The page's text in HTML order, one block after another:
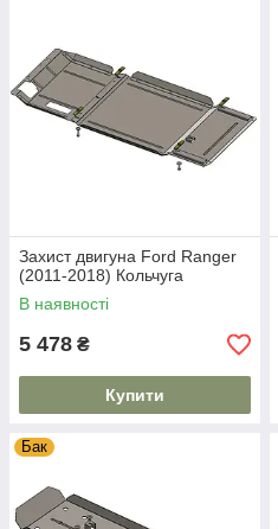
Захист двигуна Ford Ranger
(2011-2018) Кольчуга
В наявності
5 478 ₴
Купити
Бак